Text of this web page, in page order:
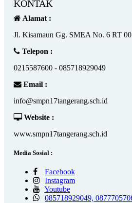
KONTAK
Alamat :
Jl. Kisamaun Gg. SMEA No. 6 RT
Telepon :
0215587600 - 085718929049
Email :
info@smpn17tangerang.sch.id
Website :
www.smpn17tangerang.sch.id
Media Sosial :
Facebook
Instagram
Youtube
085718929049,